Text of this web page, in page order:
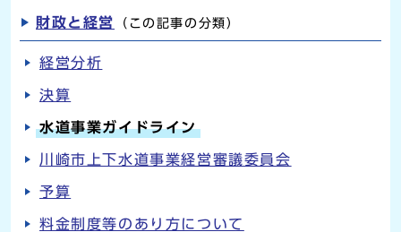
財政と経営 （この記事の分類）
経営分析
決算
水道事業ガイドライン
川崎市上下水道事業経営審議委員会
予算
料金制度等のあり方について